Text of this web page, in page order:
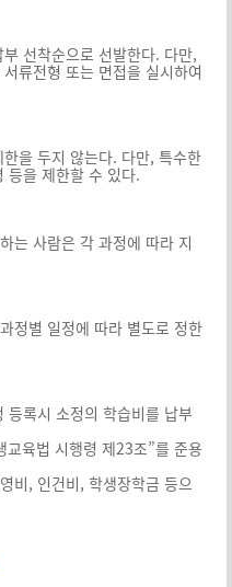
선착순으로 선발한다. 다만,
류전형 또는 면접을 실시하여
을 두지 않는다. 다만, 특수한
등을 제한할 수 있다.
는 사람은 각 과정에 따라 지
정별 일정에 따라 별도로 정한
록시 소정의 학습비를 납부
육법 시행령 제23조”를 준용
비, 인건비, 학생장학금 등으